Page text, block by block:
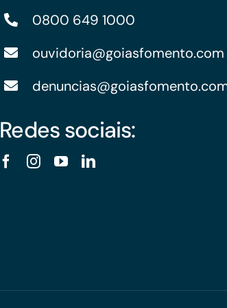
0800 649 1000
ouvidoria@goiasfomento.com
Redes sociais: